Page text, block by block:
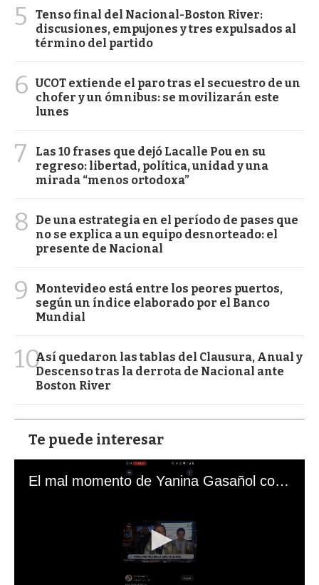
5
Tenso final del Nacional-Boston River:
discusiones, empujones y tres expulsados al
término del partido
6 UCOT extiende el paro tras el secuestro de un
chofer y un ómnibus: se movilizarán este
lunes
7
Las 10 frases que dejó Lacalle Pou en su
regreso: libertad, política, unidad y una
mirada “menos ortodoxa”
8
De una estrategia en el período de pases que
no se explica a un equipo desnorteado: el
presente de Nacional
9
Montevideo está entre los peores puertos,
según un índice elaborado por el Banco
Mundial
10Así quedaron las tablas del Clausura, Anual y
Descenso tras la derrota de Nacional ante
Boston River
Te puede interesar
El mal momento de Yanina Gasañol con un hincha argentino en "Subrayado"